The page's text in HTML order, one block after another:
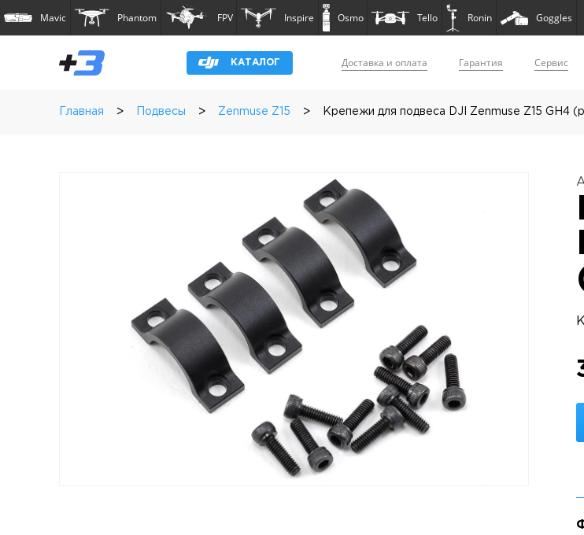
Mavic Phantom FPV Inspire Osmo Tello Ronin Goggles
КАТАЛОГ Доставка и оплата Гарантия Сервис
Главная > Подвесы > Zenmuse Z15 > Крепежи для подвеса DJI Zenmuse Z15 GH4